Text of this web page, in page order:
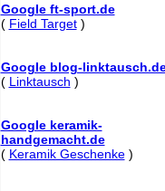
Google ft-sport.de
( Field Target)
Google blog-
( Linktausch )
Google keramik-
handgemacht.de
( Keramik Geschenke)